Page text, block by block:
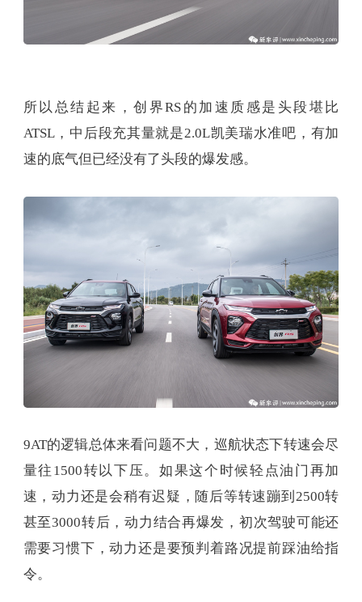
所以总结起来，创界RS的加速质感是头段堪比
ATSL，中后段充其量就是2.0L凯美瑞水准吧，有加
速的底气但已经没有了头段的爆发感。
9AT的逻辑总体来看问题不大，巡航状态下转速会尽
量往1500转以下压。如果这个时候轻点油门再加
速，动力还是会稍有迟疑，随后等转速蹦到2500转
甚至3000转后，动力结合再爆发，初次驾驶可能还
需要习惯下，动力还是要预判着路况提前踩油给指
令。